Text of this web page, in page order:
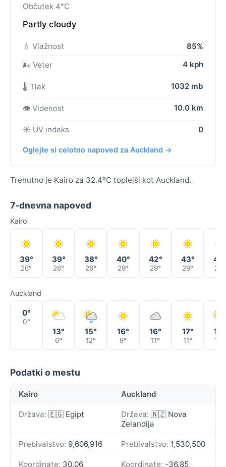
Občutek 4°C
Partly cloudy
💧 Vlažnost
85%
🌬️ Veter
4 kph
🌡️ Tlak 1032 mb
👁️ Videnost 10.0 km
☀️ UV indeks 0
Oglejte si celotno napoved za Auckland →
Trenutno je Kairo za 32.4°C toplejši kot Auckland.
7-dnevna napoved
Kairo
39°
26°
39°
26°
38°
26°
40°
29°
42°
29°
43°
29° 28°
Auckland
0°
0°
13°
6°
15°
12°
16°
9°
16°
11°
17°
11°
16°
10°
Podatki o mestu
Kairo Auckland
Država: 🇪🇬 Egipt Država: 🇳🇿 Nova
Zelandija
Prebivalstvo: 9,606,916 Prebivalstvo: 1,530,500
Koordinate: 30.06, Koordinate: -36.85,